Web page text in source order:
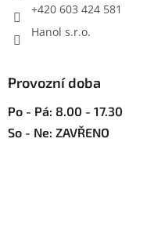
+420 603 424 581
Hanol s.r.o.
Provozní doba
Po - Pá: 8.00 - 17.30
So - Ne: ZAVŘENO